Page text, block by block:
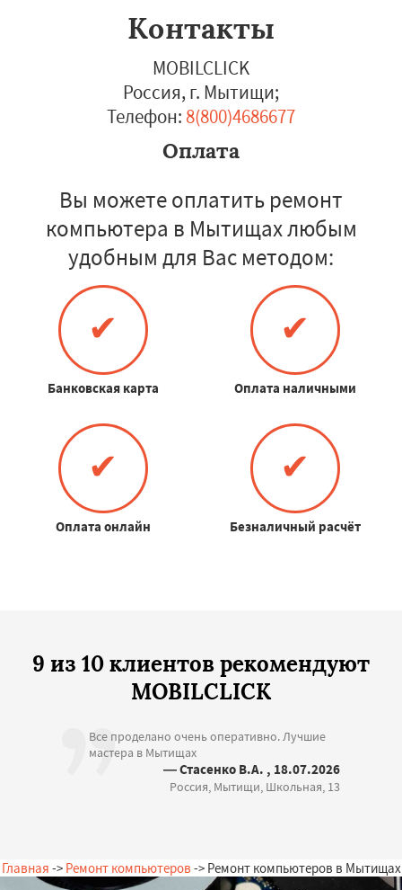
Контакты
MOBILCLICK
Россия, г. Мытищи;
Телефон: 8(800)4686677
Оплата
Вы можете оплатить ремонт
компьютера в Мытищах любым
удобным для Вас методом:
✔
Банковская карта
✔
Оплата наличными
✔
Оплата онлайн
✔
Безналичный расчёт
9 из 10 клиентов рекомендуют
MOBILCLICK
Все проделано очень оперативно. Лучшие
мастера в Мытищах
— Стасенко В.А. , 18.07.2026
Россия, Мытищи, Школьная, 13
Главная -> Ремонт компьютеров -> Ремонт компьютеров в Мытищах